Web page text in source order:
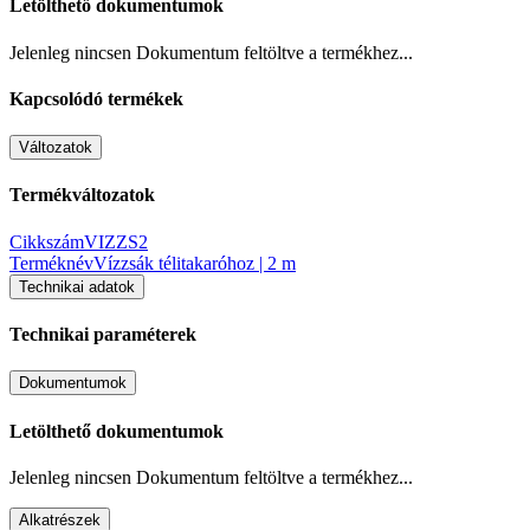
Letölthető dokumentumok
Jelenleg nincsen Dokumentum feltöltve a termékhez...
Kapcsolódó termékek
Változatok
Termékváltozatok
CikkszámVIZZS2
TerméknévVízzsák télitakaróhoz | 2 m
Technikai adatok
Technikai paraméterek
Dokumentumok
Letölthető dokumentumok
Jelenleg nincsen Dokumentum feltöltve a termékhez...
Alkatrészek